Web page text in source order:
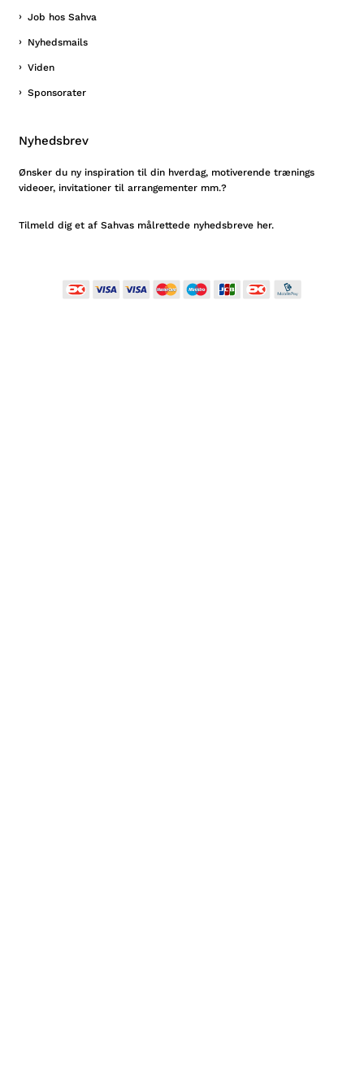
Job hos Sahva
Nyhedsmails
Viden
Sponsorater
Nyhedsbrev
Ønsker du ny inspiration til din hverdag, motiverende trænings
videoer, invitationer til arrangementer mm.?
Tilmeld dig et af Sahvas målrettede nyhedsbreve her.